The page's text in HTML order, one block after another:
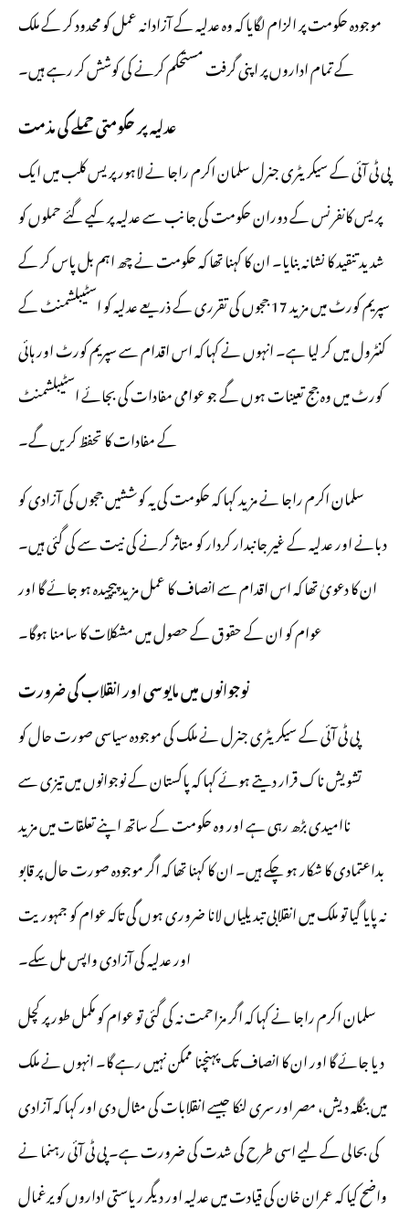
موجودہ حکومت پر الزام لگایا کہ وہ عدلیہ کے آزادانہ عمل کو محدود کر کے ملک
کے تمام اداروں پر اپنی گرفت مستحکم کرنے کی کوشش کر رہے ہیں۔
عدلیہ پر حکومتی حملے کی مذمت
پی ٹی آئی کے سیکریٹری جنرل سلمان اکرم راجا نے لاہور پریس کلب میں ایک
پریس کانفرنس کے دوران حکومت کی جانب سے عدلیہ پر کیے گئے حملوں کو
شدید تنقید کا نشانہ بنایا۔ ان کا کہنا تھا کہ حکومت نے چھ اہم بل پاس کر کے
سپریم کورٹ میں مزید 17 ججوں کی تقرری کے ذریعے عدلیہ کو اسٹیبلشمنٹ کے
کنٹرول میں کر لیا ہے۔ انہوں نے کہا کہ اس اقدام سے سپریم کورٹ اور ہائی
کورٹ میں وہ جج تعینات ہوں گے جو عوامی مفادات کی بجائے اسٹیبلشمنٹ
کے مفادات کا تحفظ کریں گے۔
سلمان اکرم راجا نے مزید کہا کہ حکومت کی یہ کوششیں ججوں کی آزادی کو
دبانے اور عدلیہ کے غیر جانبدار کردار کو متاثر کرنے کی نیت سے کی گئی ہیں۔
ان کا دعویٰ تھا کہ اس اقدام سے انصاف کا عمل مزید پیچیدہ ہو جائے گا اور
عوام کو ان کے حقوق کے حصول میں مشکلات کا سامنا ہوگا۔
نوجوانوں میں مایوسی اور انقلاب کی ضرورت
پی ٹی آئی کے سیکریٹری جنرل نے ملک کی موجودہ سیاسی صورت حال کو
تشویش ناک قرار دیتے ہوئے کہا کہ پاکستان کے نوجوانوں میں تیزی سے
ناامیدی بڑھ رہی ہے اور وہ حکومت کے ساتھ اپنے تعلقات میں مزید
بداعتمادی کا شکار ہو چکے ہیں۔ ان کا کہنا تھا کہ اگر موجودہ صورت حال پر قابو
نہ پایا گیا تو ملک میں انقلابی تبدیلیاں لانا ضروری ہوں گی تاکہ عوام کو جمہوریت
اور عدلیہ کی آزادی واپس مل سکے۔
سلمان اکرم راجا نے کہا کہ اگر مزاحمت نہ کی گئی تو عوام کو مکمل طور پر کچل
دیا جائے گا اور ان کا انصاف تک پہنچنا ممکن نہیں رہے گا۔ انہوں نے ملک
میں بنگلہ دیش، مصر اور سری لنکا جیسے انقلابات کی مثال دی اور کہا کہ آزادی
کی بحالی کے لیے اسی طرح کی شدت کی ضرورت ہے۔ پی ٹی آئی رہنما نے
واضح کیا کہ عمران خان کی قیادت میں عدلیہ اور دیگر ریاستی اداروں کو یرغمال